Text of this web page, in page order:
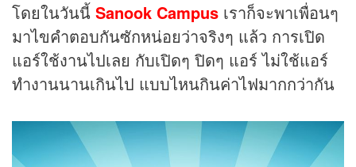
โดยในวันนี้ Sanook Campus เราก็จะพาเพื่อนๆ
มาไขคำตอบกันซักหน่อยว่าจริงๆ แล้ว การเปิด
แอร์ใช้งานไปเลย กับเปิดๆ ปิดๆ แอร์ ไม่ใช้แอร์
ทำงานนานเกินไป แบบไหนกินค่าไฟมากกว่ากัน